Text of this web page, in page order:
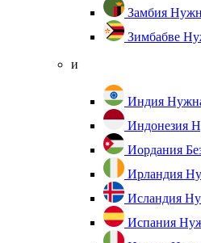
Замбия
Зимбабве
и
Индия
Индонезия
Иордания
Ирландия
Исландия
Испания